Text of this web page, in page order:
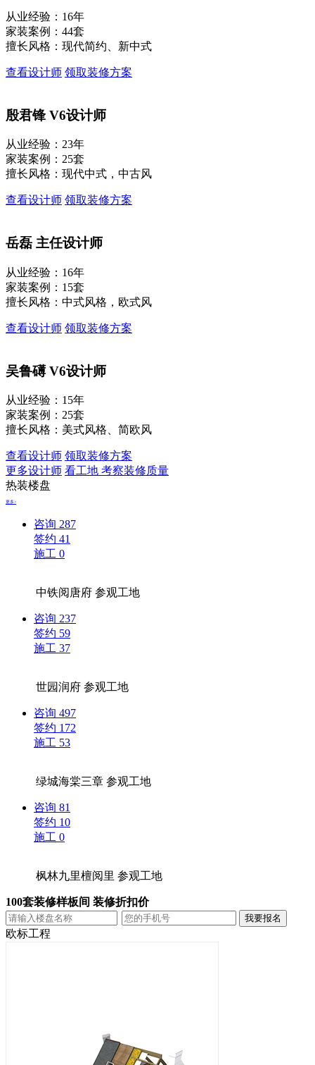
从业经验：16年
家装案例：44套
擅长风格：现代简约、新中式
查看设计师 领取装修方案
殷君锋 V6设计师
从业经验：23年
家装案例：25套
擅长风格：现代中式，中古风
查看设计师 领取装修方案
岳磊 主任设计师
从业经验：16年
家装案例：15套
擅长风格：中式风格，欧式风
查看设计师 领取装修方案
吴鲁礡V6设计师
从业经验：15年
家装案例：25套
擅长风格：美式风格、简欧风
查看设计师 领取装修方案
更多设计师 看工地 考察装修质量
热装楼盘
更多>
咨询 287
签约 41
施工 0
中铁阅唐府参观工地
咨询 237
签约 59
施工 37
世园润府参观工地
咨询 497
签约 172
施工 53
绿城海棠三章参观工地
咨询 81
签约 10
施工 0
枫林九里檀阅里参观工地
100套装修样板间 装修折扣价
欧标工程